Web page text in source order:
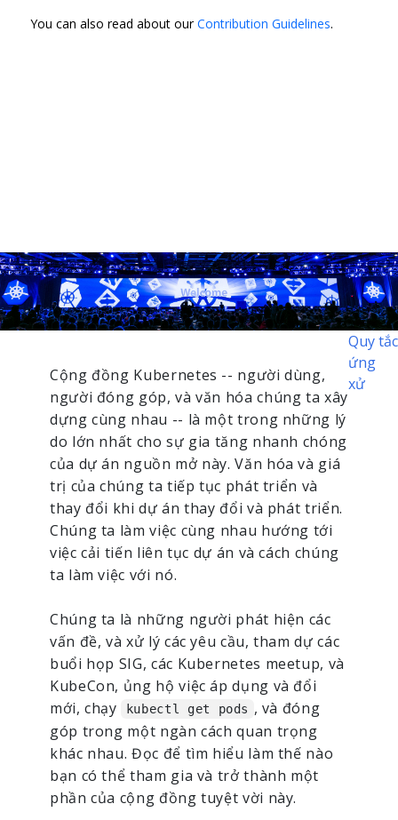
You can also read about ourContribution Guidelines.
Cộng đồng Kubernetes -- người dùng,
người đóng góp, và văn hóa chúng ta xây
dựng cùng nhau -- là một trong những lý
do lớn nhất cho sự gia tăng nhanh chóng
của dự án nguồn mở này. Văn hóa và giá
trị của chúng ta tiếp tục phát triển và
thay đổi khi dự án thay đổi và phát triển.
Chúng ta làm việc cùng nhau hướng tới
việc cải tiến liên tục dự án và cách chúng
ta làm việc với nó.
Chúng ta là những người phát hiện các
vấn đề, và xử lý các yêu cầu, tham dự các
buổi họp SIG, các Kubernetes meetup, và
KubeCon, ủng hộ việc áp dụng và đổi
mới, chạy
kubectl get pods , và đóng
góp trong một ngàn cách quan trọng
khác nhau. Đọc để tìm hiểu làm thế nào
bạn có thể tham gia và trở thành một
phần của cộng đồng tuyệt vời này.
Quy tắc
ứng
xử